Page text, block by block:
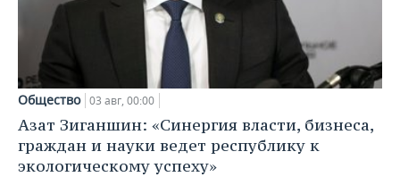
Общество 03 авг, 00:00
Азат Зиганшин: «Синергия власти, бизнеса,
граждан и науки ведет республику к
экологическому успеху»